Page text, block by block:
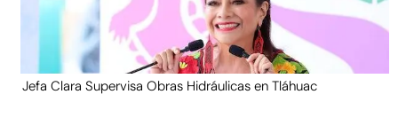
Jefa Clara Supervisa Obras Hidráulicas en Tláhuac